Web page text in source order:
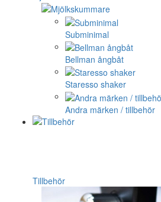
Subminimal
Bellman ångbåt
Staresso shaker
Andra märken / tillbehör
Tillbehör